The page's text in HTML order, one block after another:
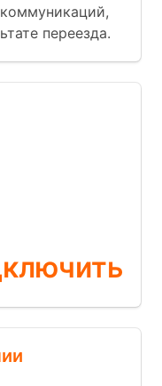
переезда.